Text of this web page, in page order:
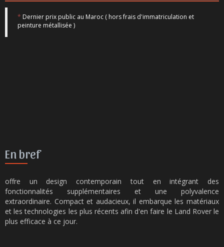
* Dernier prix public au Maroc ( hors frais d'immatriculation et
peinture métallisée )
En bref
offre un design contemporain tout en intégrant des
fonctionnalités supplémentaires et une polyvalence
extraordinaire. Compact et audacieux, il embarque les matériaux
et les technologies les plus récents afin d'en faire le Land Rover le
plus efficace à ce jour.